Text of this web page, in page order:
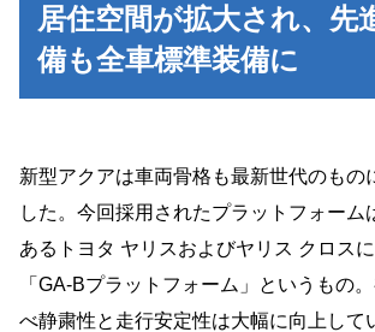
居住空間が拡大され、先
備も全車標準装備に
新型アクアは車両骨格も最新世代のもの
した。今回採用されたプラットフォーム
あるトヨタ ヤリスおよびヤリス クロス
「GA-Bプラットフォーム」というもの
べ静粛性と走行安定性は大幅に向上して